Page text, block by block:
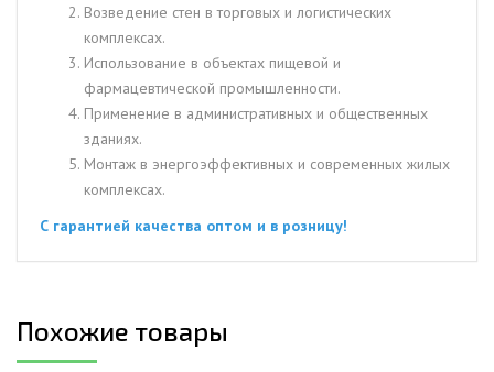
Возведение стен в торговых и логистических
комплексах.
Использование в объектах пищевой и
фармацевтической промышленности.
Применение в административных и общественных
зданиях.
Монтаж в энергоэффективных и современных жилых
комплексах.
С гарантией качества оптом и в розницу!
Похожие товары